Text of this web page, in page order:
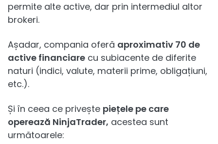
permite alte active, dar prin intermediul altor
brokeri.
Așadar, compania oferă aproximativ 70 de
active financiare cu subiacente de diferite
naturi (indici, valute, materii prime, obligațiuni,
etc.).
Și în ceea ce privește piețele pe care
operează NinjaTrader, acestea sunt
următoarele: